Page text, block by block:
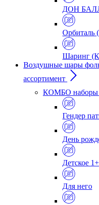
ДОН
Орбиталь
Шаринг
Воздушные шары
ассортимент
КОМБО наборы
Гендер
День
Детское 1+
Для него